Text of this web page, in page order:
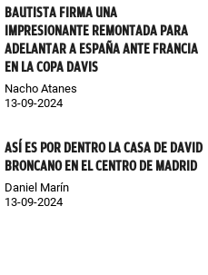
BAUTISTA FIRMA UNA
IMPRESIONANTE REMONTADA PARA
ADELANTAR A ESPAÑA ANTE FRANCIA
EN LA COPA DAVIS
Nacho Atanes
13-09-2024
ASÍ ES POR DENTRO LA CASA DE DAVID
BRONCANO EN EL CENTRO DE MADRID
Daniel Marín
13-09-2024